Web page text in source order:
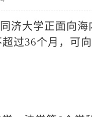
济大学正面向
过36个月，可